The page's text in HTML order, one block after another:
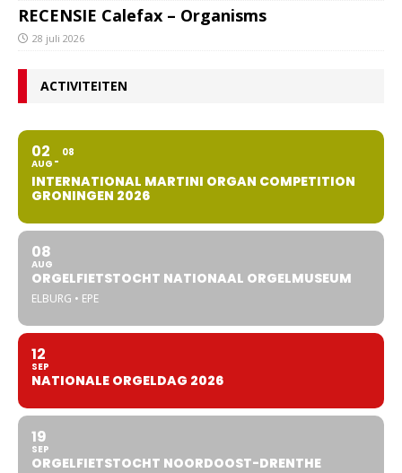
RECENSIE Calefax – Organisms
28 juli 2026
ACTIVITEITEN
02
AUG
08
INTERNATIONAL MARTINI ORGAN COMPETITION
GRONINGEN 2026
08
AUG
ORGELFIETSTOCHT NATIONAAL ORGELMUSEUM
ELBURG • EPE
12
SEP
NATIONALE ORGELDAG 2026
19
SEP
ORGELFIETSTOCHT NOORDOOST-DRENTHE